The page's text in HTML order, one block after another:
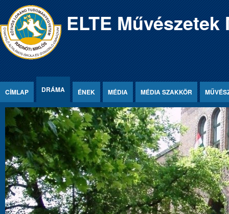
Jump to Content ELTE
CÍMLAP DRÁMA ÉNEK MÉDIA MÉDIA SZAKKÖR